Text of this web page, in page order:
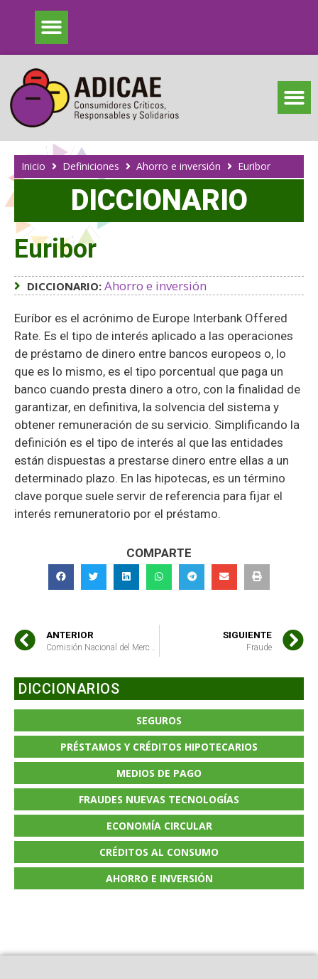
Inicio Definiciones Ahorro e inversión Euribor
DICCIONARIO
Euribor
DICCIONARIO: Ahorro e inversión
Euríbor es el acrónimo de Europe Interbank Offered
Rate. Es el tipo de interés aplicado a las operaciones
de préstamo de dinero entre bancos europeos o, lo
que es lo mismo, es el tipo porcentual que paga un
banco cuando presta dinero a otro, con la finalidad de
garantizar, en definitiva, la solvencia del sistema y
obtener remuneración de su servicio. Simplificando la
definición es el tipo de interés al que las entidades
están dispuestas a prestarse dinero entre ellas a un
determinado plazo. En las hipotecas, es un término
clave porque suele servir de referencia para fijar el
interés remuneratorio por el préstamo.
COMPARTE
ANTERIOR SIGUIENTE
Fraude
DICCIONARIOS
SEGUROS
PRÉSTAMOS Y CRÉDITOS HIPOTECARIOS
MEDIOS DE PAGO
FRAUDES NUEVAS TECNOLOGÍAS
ECONOMÍA CIRCULAR
CRÉDITOS AL CONSUMO
AHORRO E INVERSIÓN